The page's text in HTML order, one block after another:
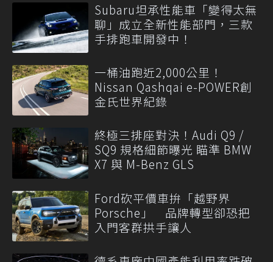
Subaru坦承性能車「變得太無
聊」成立全新性能部門，三款
手排跑車開發中！
一桶油跑近2,000公里！
Nissan Qashqai e-POWER創
金氏世界紀錄
終極三排座對決！Audi Q9 /
SQ9 規格細節曝光 瞄準 BMW
X7 與 M-Benz GLS
Ford砍平價車拚「越野界
Porsche」 品牌轉型卻恐把
入門客群拱手讓人